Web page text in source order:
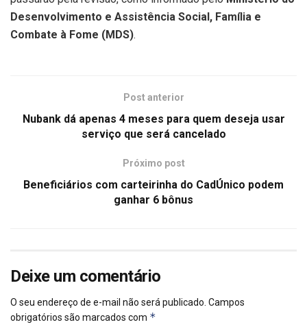
Desenvolvimento e Assistência Social, Família e
Combate à Fome (MDS).
Post anterior
Nubank dá apenas 4 meses para quem deseja usar
serviço que será cancelado
Próximo post
Beneficiários com carteirinha do CadÚnico podem
ganhar 6 bônus
Deixe um comentário
O seu endereço de e-mail não será publicado. Campos
obrigatórios são marcados com *